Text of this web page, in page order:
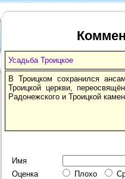
Усадьба Троицкое
В Троицком сохранился
Троицкой церкви,
Радонежского и Троицкой
Имя
Оценка
Плохо